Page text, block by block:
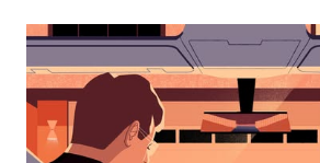
で
ン
ダ
ー